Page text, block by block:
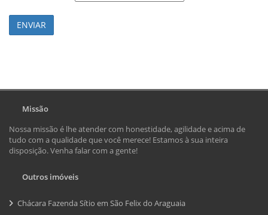
ENVIAR
Missão
Nossa missão é lhe atender com honestidade, agilidade e acima de
tudo com a qualidade que você merece! Estamos à sua inteira
disposição. Venha falar com a gente!
Outros imóveis
Chácara Fazenda Sítio em São Felix do Araguaia